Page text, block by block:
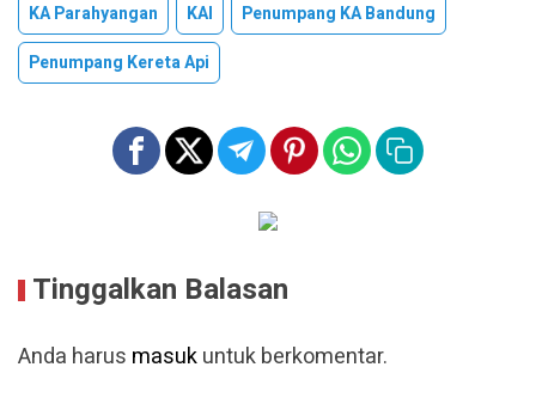
KA Parahyangan KAI
Penumpang KA Bandung
Penumpang Kereta Api
Tinggalkan Balasan
Anda harus masukuntuk berkomentar.